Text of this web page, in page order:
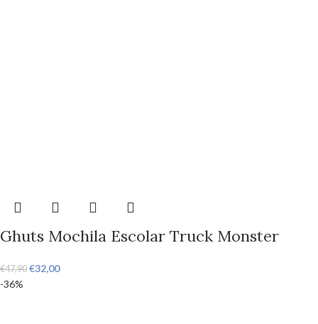
Ghuts Mochila Escolar Truck Monster
€47,90 €32,00
-36%